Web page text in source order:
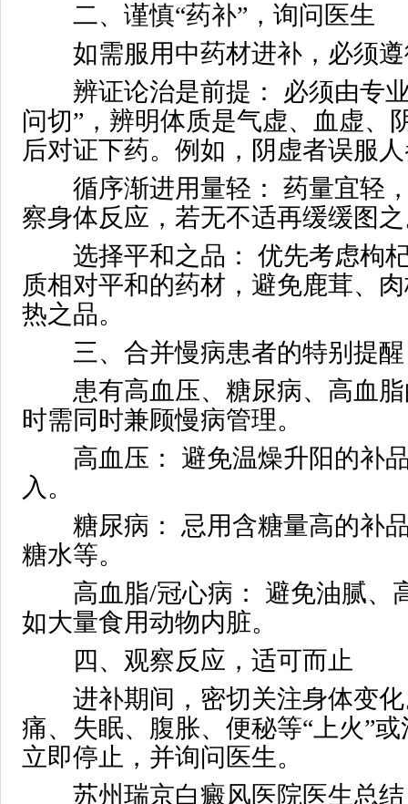
二、谨慎“药补”，询问医生
如需服用中药材进补，必须遵
辨证论治是前提： 必须由专业
问切”，辨明体质是气虚、血虚、
后对证下药。例如，阴虚者误服
循序渐进用量轻： 药量宜轻，
察身体反应，若无不适再缓缓图
选择平和之品： 优先考虑枸杞
质相对平和的药材，避免鹿茸、
热之品。
三、合并慢病患者的特别提醒
患有高血压、糖尿病、高血脂
时需同时兼顾慢病管理。
高血压： 避免温燥升阳的补品
入。
糖尿病： 忌用含糖量高的补品
糖水等。
高血脂/冠心病： 避免油腻、
如大量食用动物内脏。
四、观察反应，适可而止
进补期间，密切关注身体变化
痛、失眠、腹胀、便秘等“上火”
立即停止，并询问医生。
苏州瑞京白癜风医院医生总结